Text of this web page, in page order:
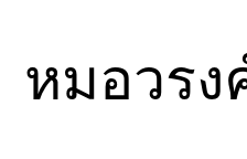
หมอวรง